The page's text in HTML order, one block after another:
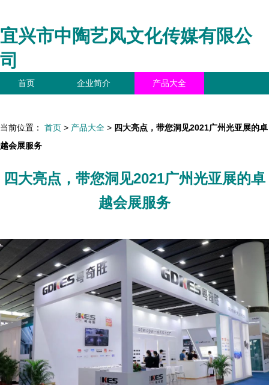
宜兴市中陶艺风文化传媒有限公
司
首页 企业简介 产品大全
当前位置： 首页 > 产品大全 > 四大亮点，带您洞见2021广州光亚展的卓
越会展服务
四大亮点，带您洞见2021广州光亚展的卓
越会展服务